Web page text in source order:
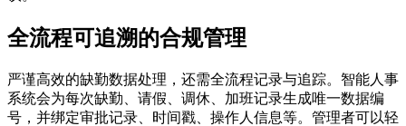
全流程可追溯的合规管理
严谨高效的缺勤数据处理，还需全流程记录与追踪。智能人事
系统会为每次缺勤、请假、调休、加班记录生成唯一数据编
号，并绑定审批记录、时间戳、操作人信息等。管理者可以轻